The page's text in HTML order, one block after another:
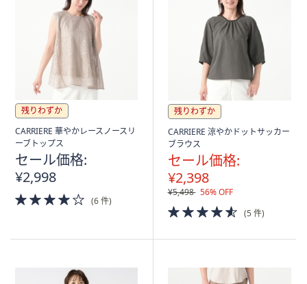
残りわずか
CARRIERE 華やかレースノースリ
ーブトップス
セール価格:
¥2,998
4.0
of
(6 件)
残りわずか
CARRIERE 涼やかドットサッカー
ブラウス
セール価格:
¥2,398
¥5,498 56% OFF
4.5
of
(5 件)